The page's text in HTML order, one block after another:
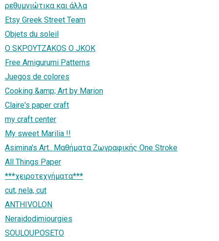
ρεθυμνιώτικα και άλλα
Etsy Greek Street Team
Objets du soleil
Ο SΚΡΟΥΤΖΑΚΟS Ο JKOK
Free Amigurumi Patterns
Juegos de colores
Cooking &amp; Art by Marion
Claire's paper craft
my craft center
My sweet Marilia !!
Asimina's Art.. Μαθήματα Ζωγραφικής One Stroke
All Things Paper
***χειροτεχνήματα***
cut, nela, cut
ANTHIVOLON
Νeraidodimiourgies
SOULOUPOSETO